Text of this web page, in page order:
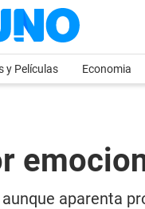
y Películas Economia
aparenta